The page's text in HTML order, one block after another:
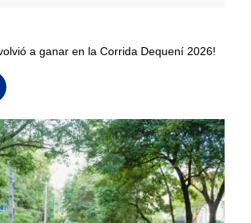
a ganar en la Corrida Dequení 2026!